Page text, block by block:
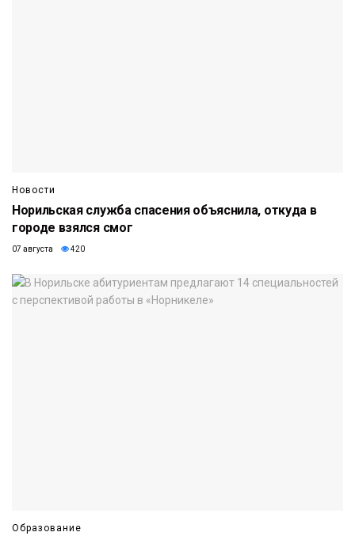
Новости
Норильская служба спасения объяснила, откуда в
городе взялся смог
07 августа 420
Образование